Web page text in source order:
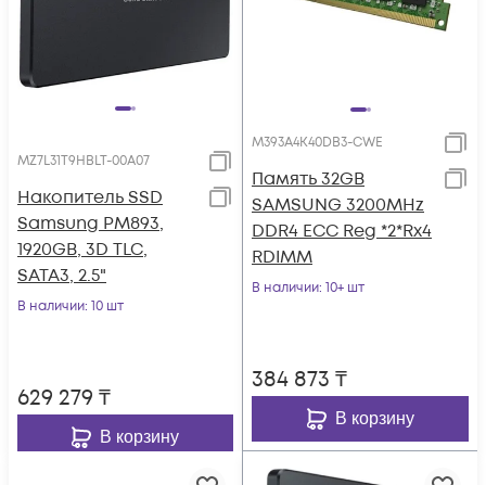
MZ7L31T9HBLT-00A07
Накопитель SSD
Samsung PM893,
1920GB, 3D TLC,
SATA3, 2.5"
В наличии: 10 шт
629 279 ₸
В корзину
M393A4K40DB3-CWE
Память 32GB
SAMSUNG 3200MHz
DDR4 ECC Reg *2*Rx4
RDIMM
В наличии: 10+ шт
384 873 ₸
В корзину